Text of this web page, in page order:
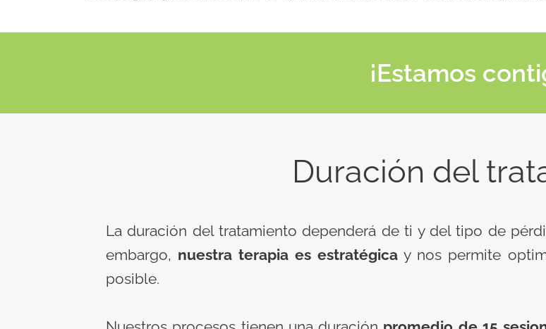
¡Estamos
Duración del
La duración del tratamiento dependerá de ti y del tipo de
embargo, nuestra terapia es estratégica y nos permite
posible.